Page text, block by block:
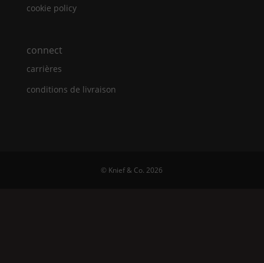
cookie policy
connect
carrières
conditions de livraison